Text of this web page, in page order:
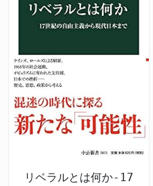
リベラルとは何か-17